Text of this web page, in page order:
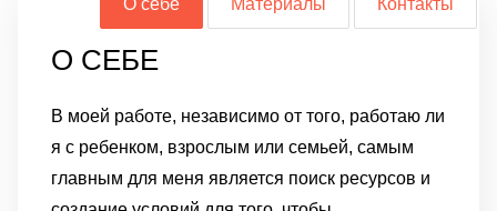
О себе Материалы Контакты
О СЕБЕ
В моей работе, независимо от того, работаю ли
я с ребенком, взрослым или семьей, самым
главным для меня является поиск ресурсов и